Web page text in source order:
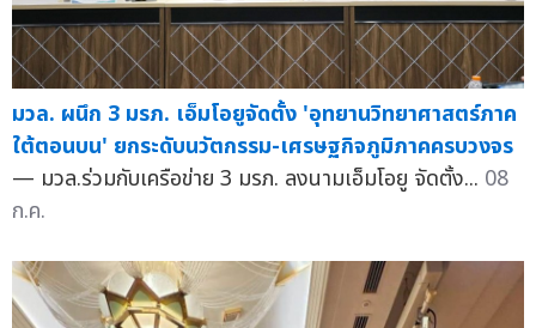
มวล. ผนึก 3 มรภ. เอ็มโอยูจัดตั้ง 'อุทยานวิทยาศาสตร์ภาค
ใต้ตอนบน' ยกระดับนวัตกรรม-เศรษฐกิจภูมิภาคครบวงจร
— มวล.ร่วมกับเครือข่าย 3 มรภ. ลงนามเอ็มโอยู จัดตั้ง... 08
ก.ค.